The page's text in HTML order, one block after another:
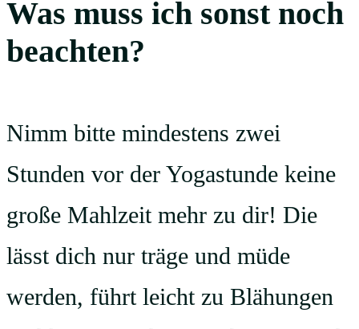
Was muss ich sonst noch
beachten?
Nimm bitte mindestens zwei
Stunden vor der Yogastunde keine
große Mahlzeit mehr zu dir! Die
lässt dich nur träge und müde
werden, führt leicht zu Blähungen